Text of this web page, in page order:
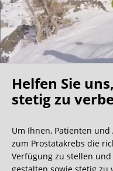
Oh
Wir bekommen ja
aber dieser ist
Helfen Sie
stetig zu
Um Ihnen, Patienten
zum Prostatakrebs die
Verfügung zu stellen